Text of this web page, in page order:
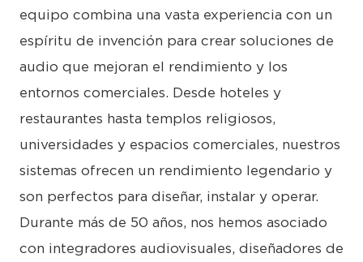
equipo combina una vasta experiencia con un
espíritu de invención para crear soluciones de
audio que mejoran el rendimiento y los
entornos comerciales. Desde hoteles y
restaurantes hasta templos religiosos,
universidades y espacios comerciales, nuestros
sistemas ofrecen un rendimiento legendario y
son perfectos para diseñar, instalar y operar.
Durante más de 50 años, nos hemos asociado
con integradores audiovisuales, diseñadores de